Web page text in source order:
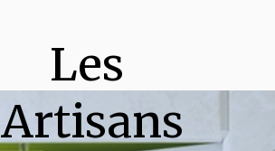
Les
Artisans